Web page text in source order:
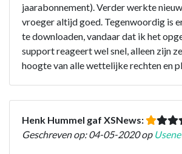
jaarabonnement). Verder werkte
vroeger altijd goed. Tegenwoordig is
te downloaden, vandaar dat ik het
support reageert wel snel, alleen zijn
hoogte van alle wettelijke rechten en
Henk Hummel gaf XSNews:
Geschreven op: 04-05-2020 op